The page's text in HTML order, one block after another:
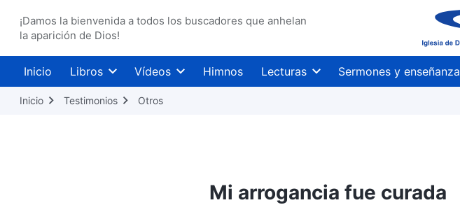
¡Damos la bienvenida a todos los buscadores que anhelan
la aparición de Dios!
Inicio Libros Vídeos Himnos Lecturas Sermones y enseñanza
Inicio Testimonios Otros
Mi arrogancia fue curada